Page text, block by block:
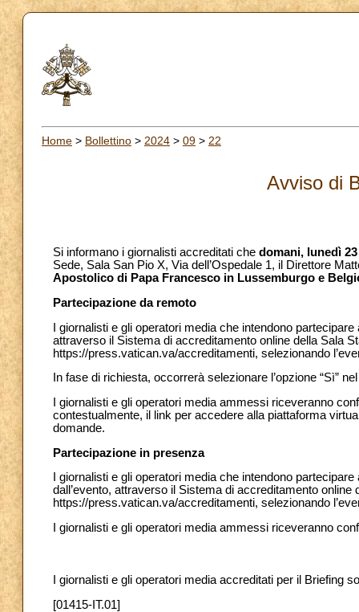
Home > Bollettino > 2024 > 09 > 22
Avviso di
Si informano i giornalisti accreditati che domani, lunedì
Sede, Sala San Pio X, Via dell’Ospedale 1, il Direttore
Apostolico di Papa Francesco in Lussemburgo e
Partecipazione da remoto
I giornalisti e gli operatori media che intendono
attraverso il Sistema di accreditamento online della Sala
https://press.vatican.va/accreditamenti, selezionando
In fase di richiesta, occorrerà selezionare l’opzione “Sì”
I giornalisti e gli operatori media ammessi riceveranno
contestualmente, il link per accedere alla piattaforma
domande.
Partecipazione in presenza
I giornalisti e gli operatori media che intendono
dall’evento, attraverso il Sistema di accreditamento online
https://press.vatican.va/accreditamenti, selezionando
I giornalisti e gli operatori media ammessi riceveranno
I giornalisti e gli operatori media accreditati per il Briefing
[01415-IT.01]